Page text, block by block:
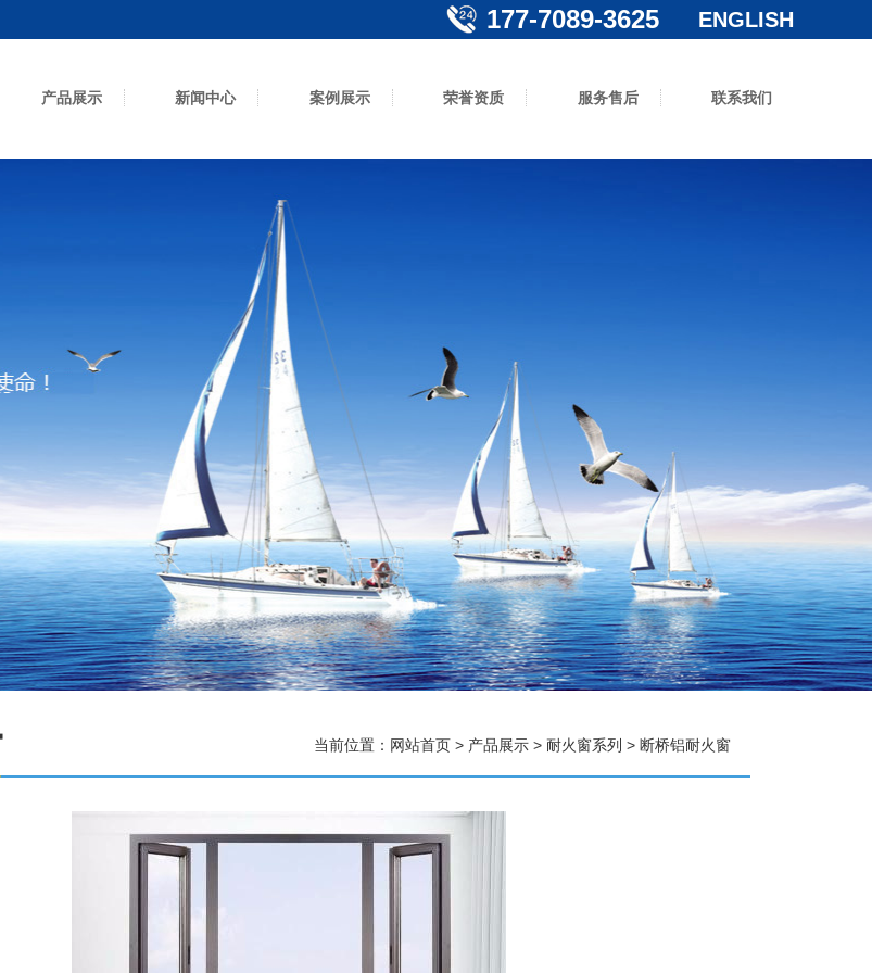
177-7089-3625 ENGLISH
产品展示 新闻中心 案例展示 荣誉资质 服务售后 联系我们
当前位置： 网站首页 > 产品展示 > 耐火窗系列 > 断桥铝耐火窗